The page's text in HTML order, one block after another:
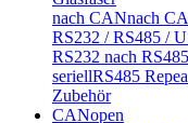
nach CANnach
RS232 / RS485 /
RS232 nach RS485
seriellRS485
Zubehör
CANopen